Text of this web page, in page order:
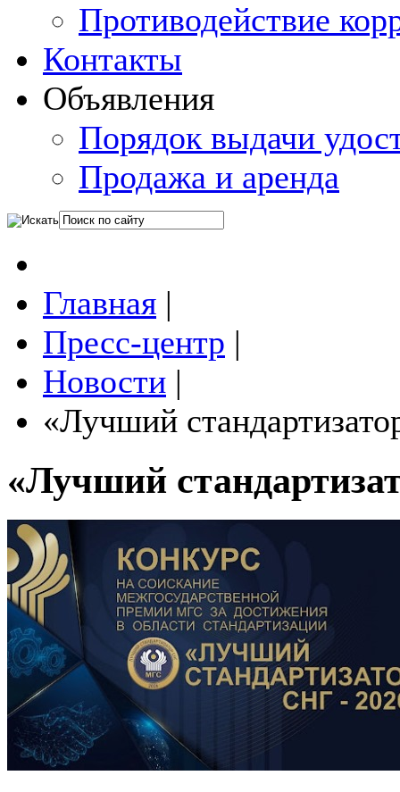
Противодействие
Контакты
Объявления
Порядок выдачи
Продажа и аренда
Главная |
Пресс-центр |
Новости |
«Лучший
«Лучший